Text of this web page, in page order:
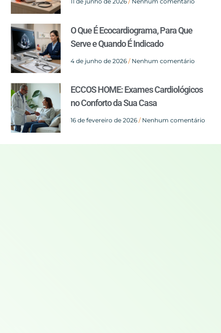
O Que É Ecocardiograma, Para Que
Serve e Quando É Indicado
4 de junho de 2026 Nenhum comentário
ECCOS HOME: Exames Cardiológicos
no Conforto da Sua Casa
16 de fevereiro de 2026 Nenhum comentário